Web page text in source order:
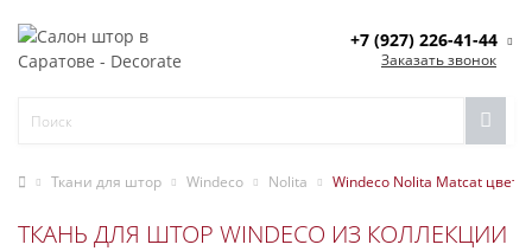
+7 (927) 226-41-44
Заказать звонок
Ткани для штор Windeco Nolita Windeco Nolita Matcat цвет
ТКАНЬ ДЛЯ ШТОР WINDECO ИЗ КОЛЛЕКЦИИ